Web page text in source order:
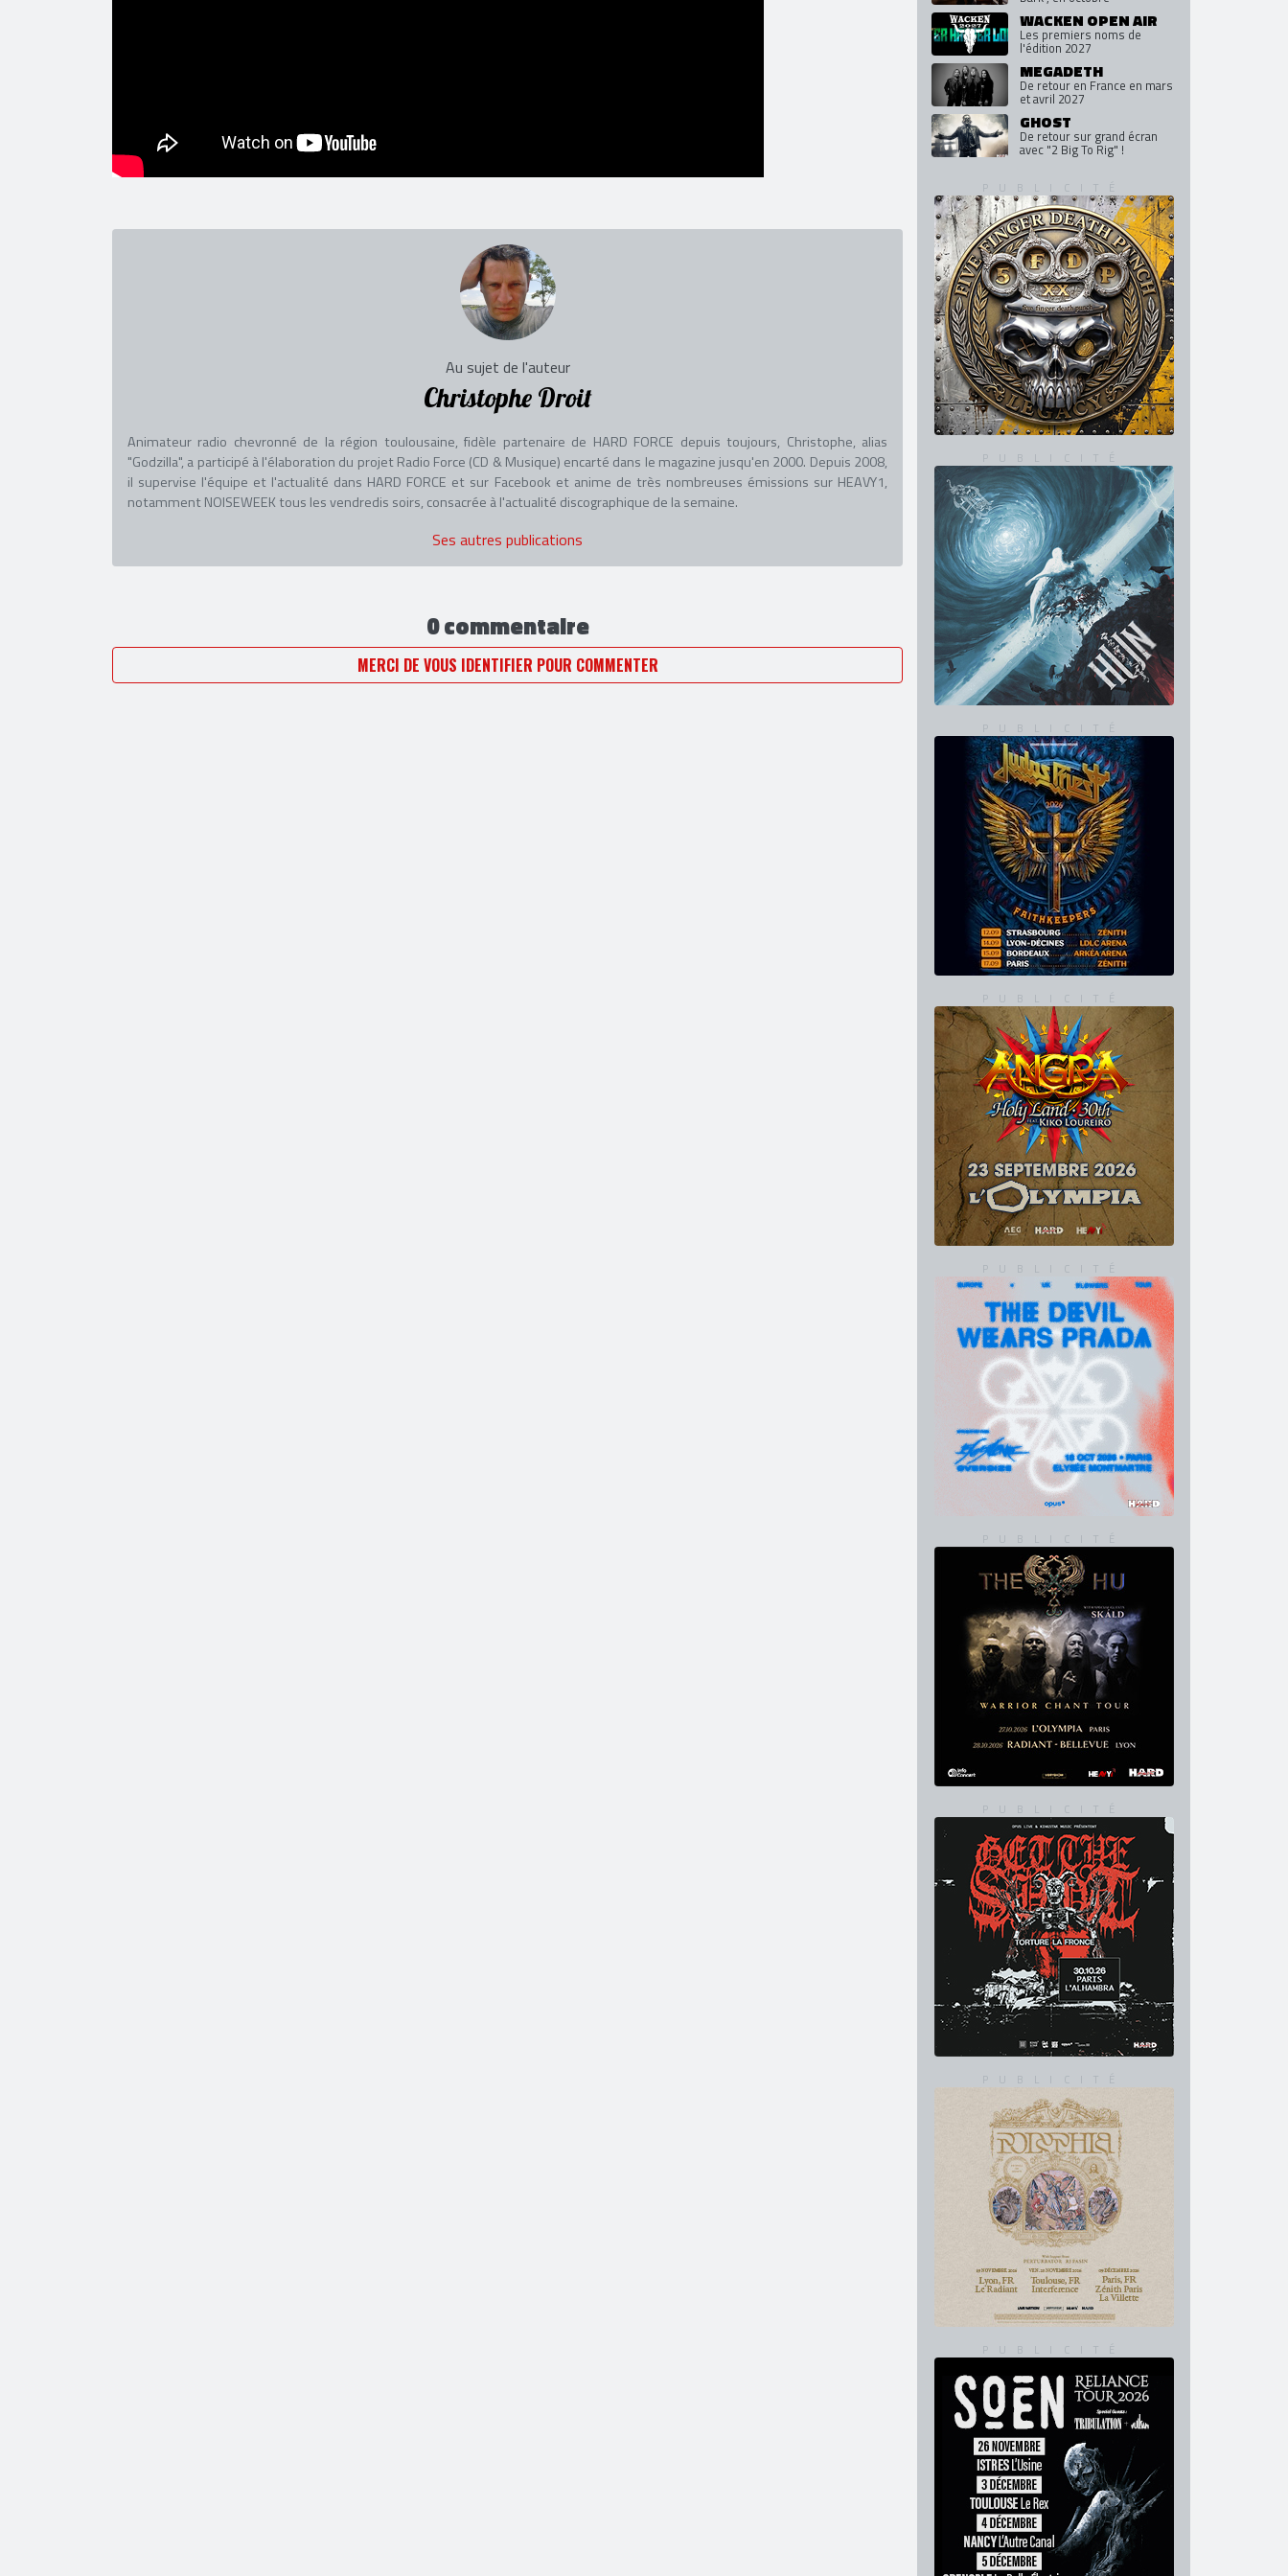
Au sujet de l'auteur
Christophe Droit
Animateur radio chevronné de la région toulousaine, fidèle partenaire de HARD FORCE depuis toujours, Christophe, alias
"Godzilla", a participé à l'élaboration du projet Radio Force (CD & Musique) encarté dans le magazine jusqu'en 2000. Depuis 2008,
il supervise l'équipe et l'actualité dans HARD FORCE et sur Facebook et anime de très nombreuses émissions sur HEAVY1,
notamment NOISEWEEK tous les vendredis soirs, consacrée à l'actualité discographique de la semaine.
Ses autres publications
0 commentaire
MERCI DE VOUS IDENTIFIER POUR COMMENTER
WACKEN OPEN AIR
Les premiers noms de
l'édition 2027
MEGADETH
De retour en France en mars
et avril 2027
GHOST
De retour sur grand écran
avec "2 Big To Rig" !